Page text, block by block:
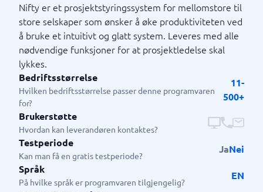
Nifty er et prosjektstyringssystem for mellomstore til
store selskaper som ønsker å øke produktiviteten ved
å bruke et intuitivt og glatt system. Leveres med alle
nødvendige funksjoner for at prosjektledelse skal
lykkes.
Bedriftsstørrelse
Hvilken bedriftsstørrelse passer denne programvaren
for?
11-
500+
Brukerstøtte
Hvordan kan leverandøren kontaktes?
Testperiode
Kan man få en gratis testperiode?
JaNei
Språk
På hvilke språk er programvaren tilgjengelig?
EN